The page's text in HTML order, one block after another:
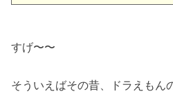
すげ〜〜
そういえばその昔、ドラえもん